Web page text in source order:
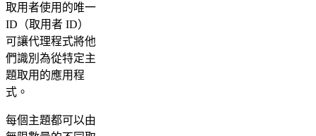
取用者使用的唯一
ID（取用者 ID）
可讓代理程式將他
們識別為從特定主
題取用的應用程
式。
每個主題都可以由